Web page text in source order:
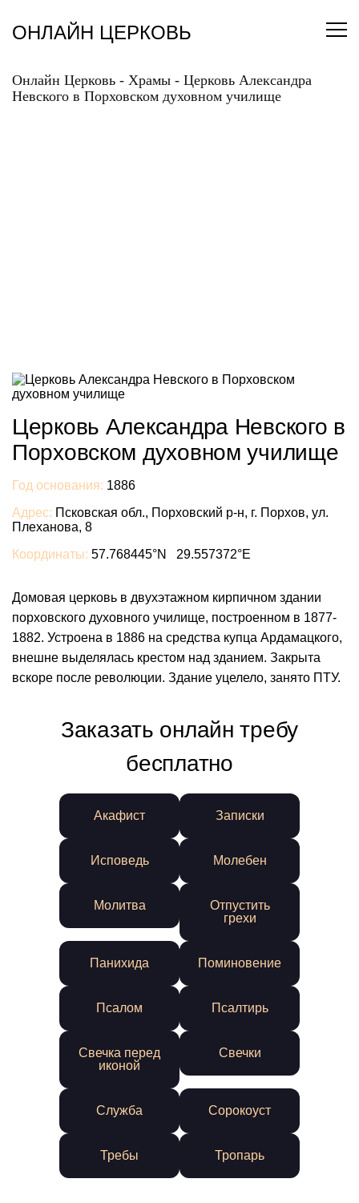
содержанию
ОНЛАЙН ЦЕРКОВЬ
Онлайн Церковь - Храмы - Церковь Александра
Невского в Порховском духовном училище
Церковь Александра Невского в
Порховском духовном училище
Год основания: 1886
Адрес: Псковская обл., Порховский р-н, г. Порхов, ул.
Плеханова, 8
Координаты: 57.768445°N 29.557372°E
Домовая церковь в двухэтажном кирпичном здании
порховского духовного училище, построенном в 1877-
1882. Устроена в 1886 на средства купца Ардамацкого,
внешне выделялась крестом над зданием. Закрыта
вскоре после революции. Здание уцелело, занято ПТУ.
Заказать онлайн требу
бесплатно
Акафист Записки
Исповедь Молебен
Молитва
Отпустить
грехи
Панихида Поминовение
Псалом Псалтирь
Свечка перед
иконой
Свечки
Служба Сорокоуст
Требы Тропарь